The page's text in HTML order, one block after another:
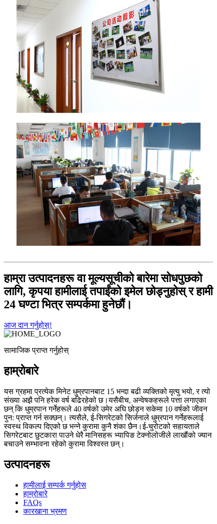
हाम्रा उत्पादनहरू वा मूल्यसूचीको बारेमा सोधपुछको
लागि, कृपया हामीलाई तपाईंको इमेल छोड्नुहोस् र हामी
24 घण्टा भित्र सम्पर्कमा हुनेछौं।
आज दान गर्नुहोस्!
सामाजिक प्राप्त गर्नुहोस्
हाम्रोबारे
यस ग्रहमा प्रत्येक मिनेट धुम्रपानबाट 15 भन्दा बढी व्यक्तिको मृत्यु भयो, र त्यो
संख्या अझै पनि हरेक वर्ष बढिरहेको छ।यसैबीच, अन्वेषकहरूले पत्ता लगाएका
छन् कि धुम्रपान गर्नेहरूले 40 वर्षको उमेर अघि छोड्न सकेमा 10 वर्षको जीवन
पुन: प्राप्त गर्न सक्छन्। त्यसैले, ई-सिगरेटको सिर्जनाले धुम्रपान गर्नेहरूलाई
स्वस्थ विकल्प दिएको छ भन्ने कुरामा कुनै शंका छैन।ई-चुरोटको सहायताले
सिगरेटबाट छुटकारा पाउने धेरै मानिसहरू भ्यापिङ टेक्नोलोजीले लाखौंको ज्यान
बचाउने सम्भावना रहेको कुरामा विश्वस्त छन्।
उत्पादनहरू
हामीलाई सम्पर्क गर्नुहोस
हाम्रोबारे
FAQs
कारखाना भ्रमण